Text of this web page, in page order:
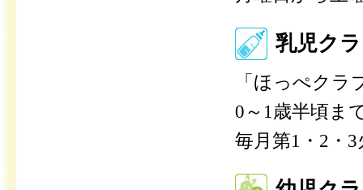
乳児ク
「ほっぺクラ
0～1歳半頃ま
毎月第1・2・3